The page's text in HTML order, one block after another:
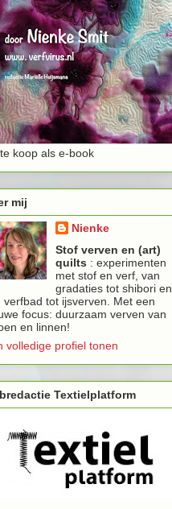
koop als e-book
mij
Nienke
Stof verven en (art)
quilts : experimenten
met stof en verf, van
gradaties tot shibori en
verfbad tot ijsverven. Met een
focus: duurzaam verven van
en linnen!
volledige profiel tonen
Textielplatform